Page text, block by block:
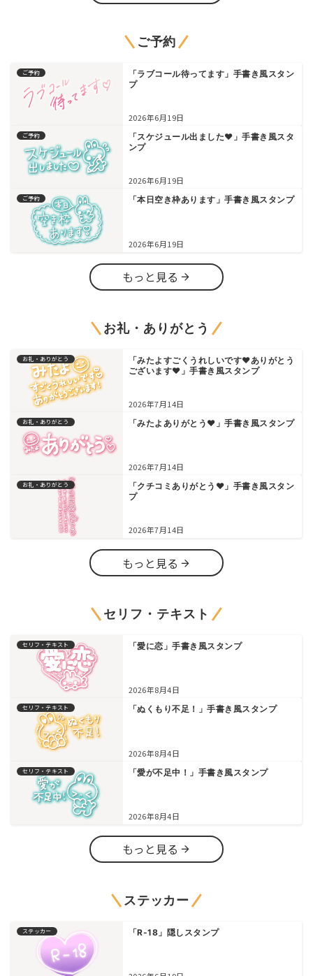
ご予約
ご予約
「ラブコール待ってます」手書き風スタン
プ
2026年6月19日
ご予約
「スケジュール出ました♥」手書き風スタ
ンプ
2026年6月19日
ご予約 「本日空き枠あります」手書き風スタンプ
2026年6月19日
もっと見る
お礼・ありがとう
お礼・ありがとう
「みたよすごくうれしいです♥ありがとう
ございます♥」手書き風スタンプ
2026年7月14日
お礼・ありがとう 「みたよありがとう♥」手書き風スタンプ
2026年7月14日
お礼・ありがとう
「クチコミありがとう♥」手書き風スタン
プ
2026年7月14日
もっと見る
セリフ・テキスト
セリフ・テキスト 「愛に恋」手書き風スタンプ
2026年8月4日
セリフ・テキスト 「ぬくもり不足！」手書き風スタンプ
2026年8月4日
セリフ・テキスト 「愛が不足中！」手書き風スタンプ
2026年8月4日
もっと見る
ステッカー
ステッカー 「R-18」隠しスタンプ